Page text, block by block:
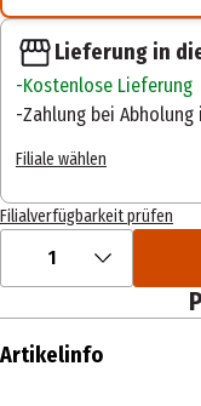
Lieferung in
Kostenlose Lieferung
Zahlung bei
Filiale wählen
Filialverfügbarkeit prüfen
1
Artikelinfo